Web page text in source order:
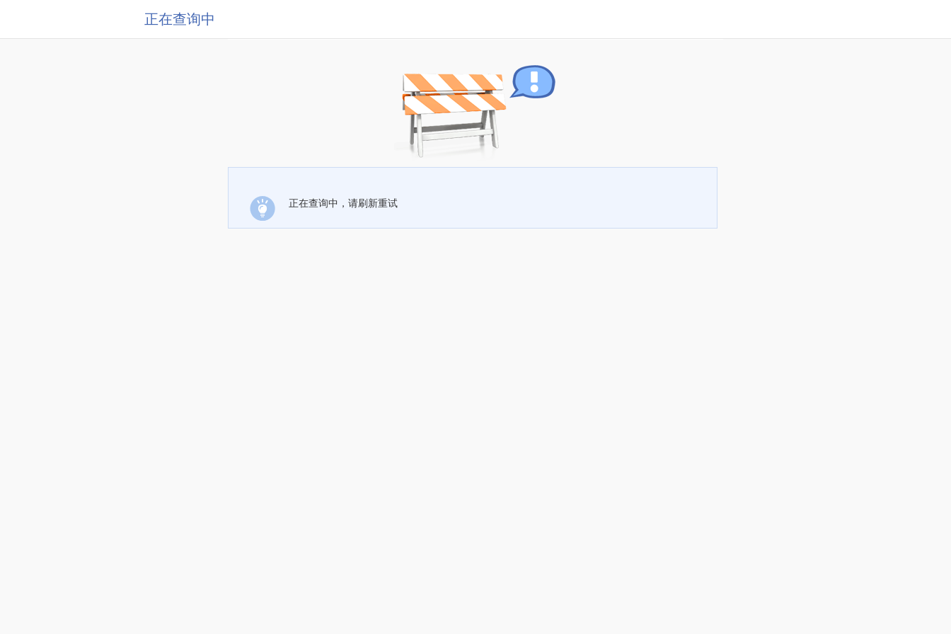
正在查询中
正在查询中，请刷新重试